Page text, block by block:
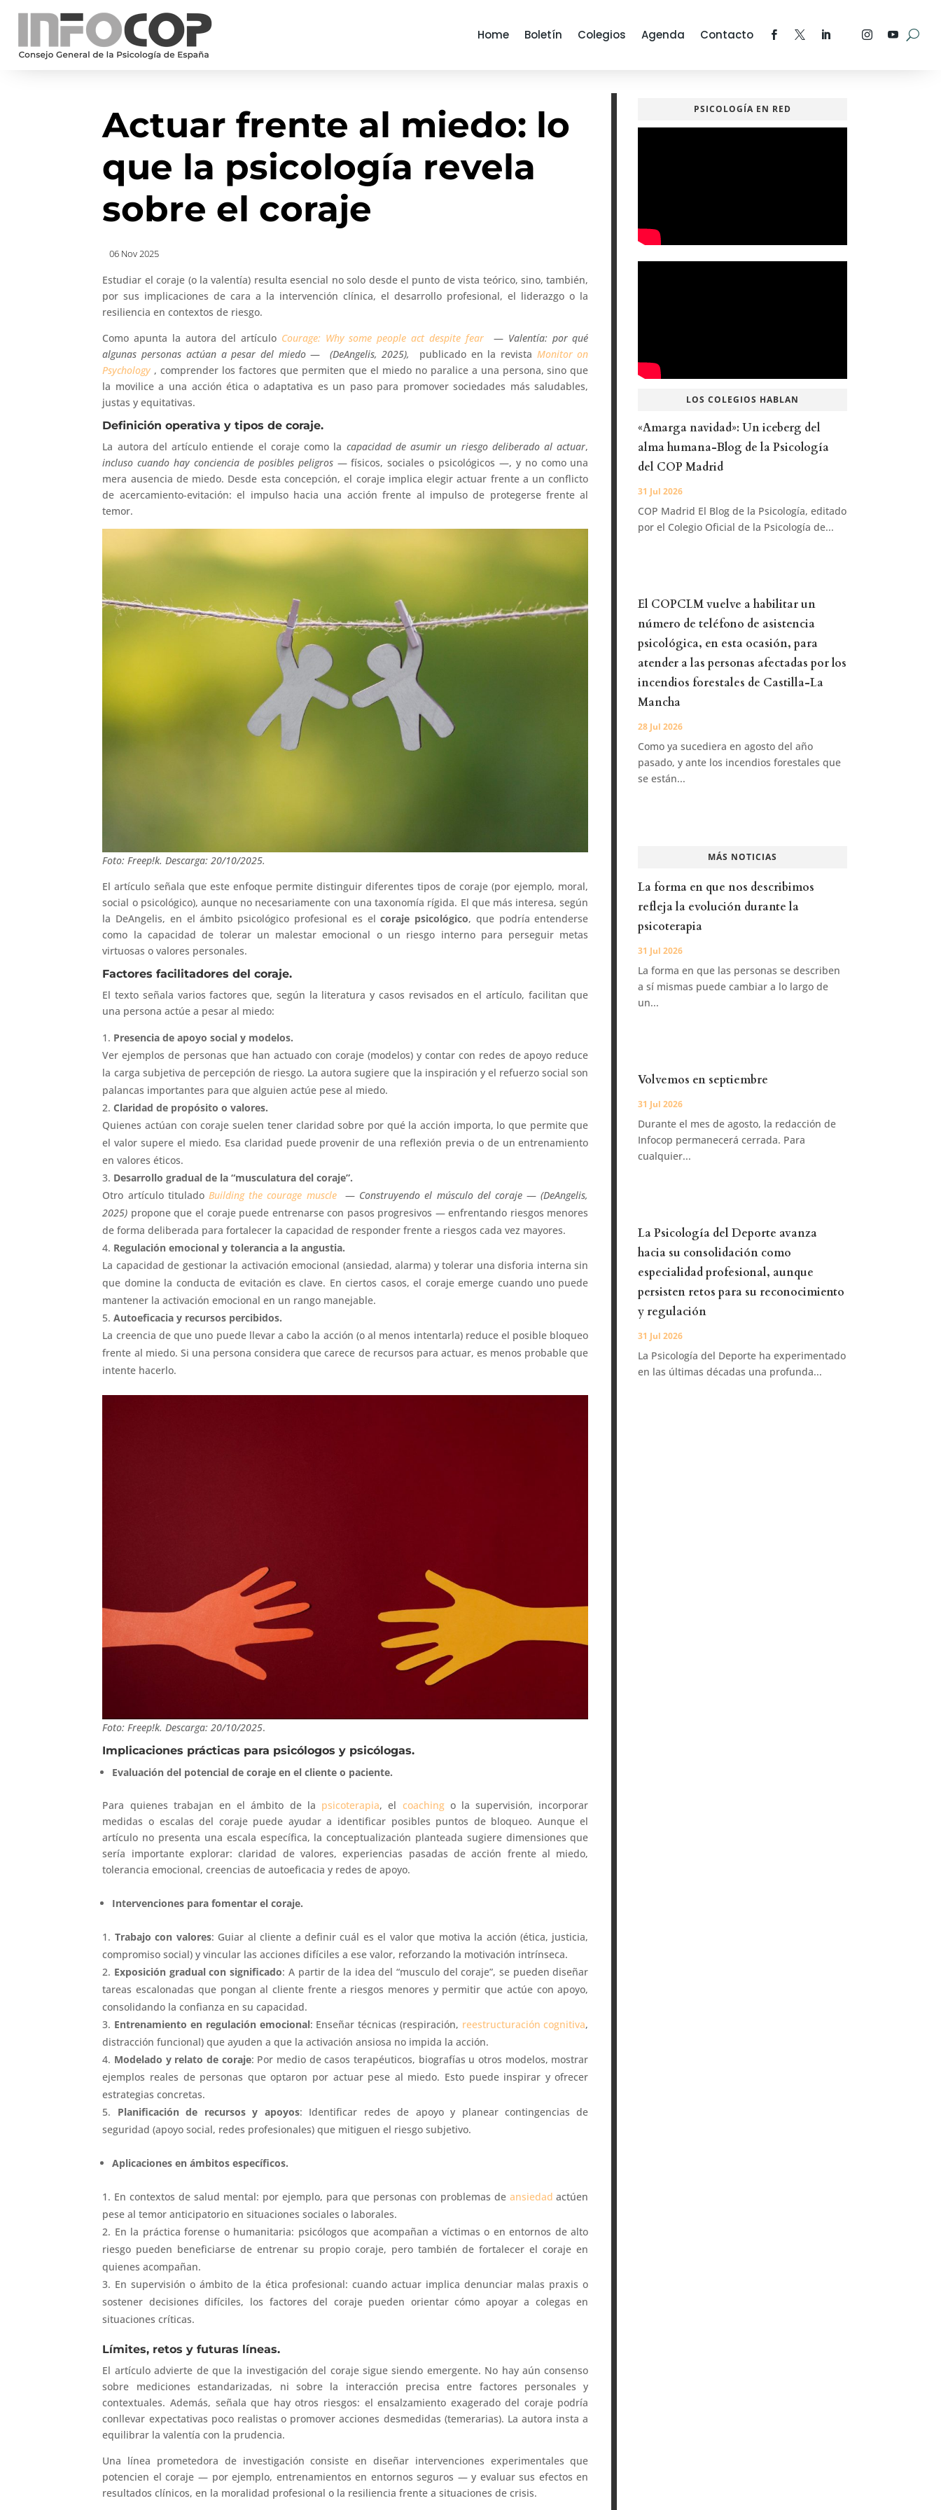
Home Boletín Colegios Agenda Contacto
Actuar frente al miedo: lo
que la psicología revela
sobre el coraje
06 Nov 2025
Estudiar el coraje (o la valentía) resulta esencial no solo desde el punto de vista teórico, sino, también,
por sus implicaciones de cara a la intervención clínica, el desarrollo profesional, el liderazgo o la
resiliencia en contextos de riesgo.
Como apunta la autora del artículo Courage: Why some people act despite fear — Valentía: por qué
algunas personas actúan a pesar del miedo— (DeAngelis, 2025), publicado en la revista Monitor on
Psychology , comprender los factores que permiten que el miedo no paralice a una persona, sino que
la movilice a una acción ética o adaptativa es un paso para promover sociedades más saludables,
justas y equitativas.
Definición operativa y tipos de coraje.
La autora del artículo entiende el coraje como la capacidad de asumir un riesgo deliberado al actuar,
incluso cuando hay conciencia de posibles peligros— físicos, sociales o psicológicos —, y no como una
mera ausencia de miedo. Desde esta concepción, el coraje implica elegir actuar frente a un conflicto
de acercamiento-evitación: el impulso hacia una acción frente al impulso de protegerse frente al
temor.
Foto: Freep!k. Descarga: 20/10/2025.
El artículo señala que este enfoque permite distinguir diferentes tipos de coraje (por ejemplo, moral,
social o psicológico), aunque no necesariamente con una taxonomía rígida. El que más interesa, según
la DeAngelis, en el ámbito psicológico profesional es elcoraje psicológico, que podría entenderse
como la capacidad de tolerar un malestar emocional o un riesgo interno para perseguir metas
virtuosas o valores personales.
Factores facilitadores del coraje.
El texto señala varios factores que, según la literatura y casos revisados en el artículo, facilitan que
una persona actúe a pesar al miedo:
Presencia de apoyo social y modelos.
Ver ejemplos de personas que han actuado con coraje (modelos) y contar con redes de apoyo reduce
la carga subjetiva de percepción de riesgo. La autora sugiere que la inspiración y el refuerzo social son
palancas importantes para que alguien actúe pese al miedo.
Claridad de propósito o valores.
Quienes actúan con coraje suelen tener claridad sobre por qué la acción importa, lo que permite que
el valor supere el miedo. Esa claridad puede provenir de una reflexión previa o de un entrenamiento
en valores éticos.
Desarrollo gradual de la “musculatura del coraje”.
Otro artículo tituladoBuilding the courage muscle— Construyendo el músculo del coraje —(DeAngelis,
2025) propone que el coraje puede entrenarse con pasos progresivos — enfrentando riesgos menores
de forma deliberada para fortalecer la capacidad de responder frente a riesgos cada vez mayores.
Regulación emocional y tolerancia a la angustia.
La capacidad de gestionar la activación emocional (ansiedad, alarma) y tolerar una disforia interna sin
que domine la conducta de evitación es clave. En ciertos casos, el coraje emerge cuando uno puede
mantener la activación emocional en un rango manejable.
Autoeficacia y recursos percibidos.
La creencia de que uno puede llevar a cabo la acción (o al menos intentarla) reduce el posible bloqueo
frente al miedo. Si una persona considera que carece de recursos para actuar, es menos probable que
intente hacerlo.
Foto: Freep!k. Descarga: 20/10/2025.
Implicaciones prácticas para psicólogos y psicólogas.
Evaluación del potencial de coraje en el cliente o paciente.
Para quienes trabajan en el ámbito de la psicoterapia, el coachingo la supervisión, incorporar
medidas o escalas del coraje puede ayudar a identificar posibles puntos de bloqueo. Aunque el
artículo no presenta una escala específica, la conceptualización planteada sugiere dimensiones que
sería importante explorar: claridad de valores, experiencias pasadas de acción frente al miedo,
tolerancia emocional, creencias de autoeficacia y redes de apoyo.
Intervenciones para fomentar el coraje.
Trabajo con valores: Guiar al cliente a definir cuál es el valor que motiva la acción (ética, justicia,
compromiso social) y vincular las acciones difíciles a ese valor, reforzando la motivación intrínseca.
Exposición gradual con significado: A partir de la idea del “musculo del coraje”, se pueden diseñar
tareas escalonadas que pongan al cliente frente a riesgos menores y permitir que actúe con apoyo,
consolidando la confianza en su capacidad.
Entrenamiento en regulación emocional: Enseñar técnicas (respiración, reestructuración cognitiva,
distracción funcional) que ayuden a que la activación ansiosa no impida la acción.
Modelado y relato de coraje: Por medio de casos terapéuticos, biografías u otros modelos, mostrar
ejemplos reales de personas que optaron por actuar pese al miedo. Esto puede inspirar y ofrecer
estrategias concretas.
Planificación de recursos y apoyos: Identificar redes de apoyo y planear contingencias de
seguridad (apoyo social, redes profesionales) que mitiguen el riesgo subjetivo.
Aplicaciones en ámbitos específicos.
En contextos de salud mental: por ejemplo, para que personas con problemas de ansiedad actúen
pese al temor anticipatorio en situaciones sociales o laborales.
En la práctica forense o humanitaria: psicólogos que acompañan a víctimas o en entornos de alto
riesgo pueden beneficiarse de entrenar su propio coraje, pero también de fortalecer el coraje en
quienes acompañan.
En supervisión o ámbito de la ética profesional: cuando actuar implica denunciar malas praxis o
sostener decisiones difíciles, los factores del coraje pueden orientar cómo apoyar a colegas en
situaciones críticas.
Límites, retos y futuras líneas.
El artículo advierte de que la investigación del coraje sigue siendo emergente. No hay aún consenso
sobre mediciones estandarizadas, ni sobre la interacción precisa entre factores personales y
contextuales. Además, señala que hay otros riesgos: el ensalzamiento exagerado del coraje podría
conllevar expectativas poco realistas o promover acciones desmedidas (temerarias). La autora insta a
equilibrar la valentía con la prudencia.
Una línea prometedora de investigación consiste en diseñar intervenciones experimentales que
potencien el coraje — por ejemplo, entrenamientos en entornos seguros — y evaluar sus efectos en
resultados clínicos, en la moralidad profesional o la resiliencia frente a situaciones de crisis.
PSICOLOGÍA EN RED
LOS COLEGIOS HABLAN
«Amarga navidad»: Un iceberg del
alma humana-Blog de la Psicología
del COP Madrid
31 Jul 2026
COP Madrid El Blog de la Psicología, editado
por el Colegio Oficial de la Psicología de...
El COPCLM vuelve a habilitar un
número de teléfono de asistencia
psicológica, en esta ocasión, para
atender a las personas afectadas por los
incendios forestales de Castilla-La
Mancha
28 Jul 2026
Como ya sucediera en agosto del año
pasado, y ante los incendios forestales que
se están...
MÁS NOTICIAS
La forma en que nos describimos
refleja la evolución durante la
psicoterapia
31 Jul 2026
La forma en que las personas se describen
a sí mismas puede cambiar a lo largo de
un...
Volvemos en septiembre
31 Jul 2026
Durante el mes de agosto, la redacción de
Infocop permanecerá cerrada. Para
cualquier...
La Psicología del Deporte avanza
hacia su consolidación como
especialidad profesional, aunque
persisten retos para su reconocimiento
y regulación
31 Jul 2026
La Psicología del Deporte ha experimentado
en las últimas décadas una profunda...